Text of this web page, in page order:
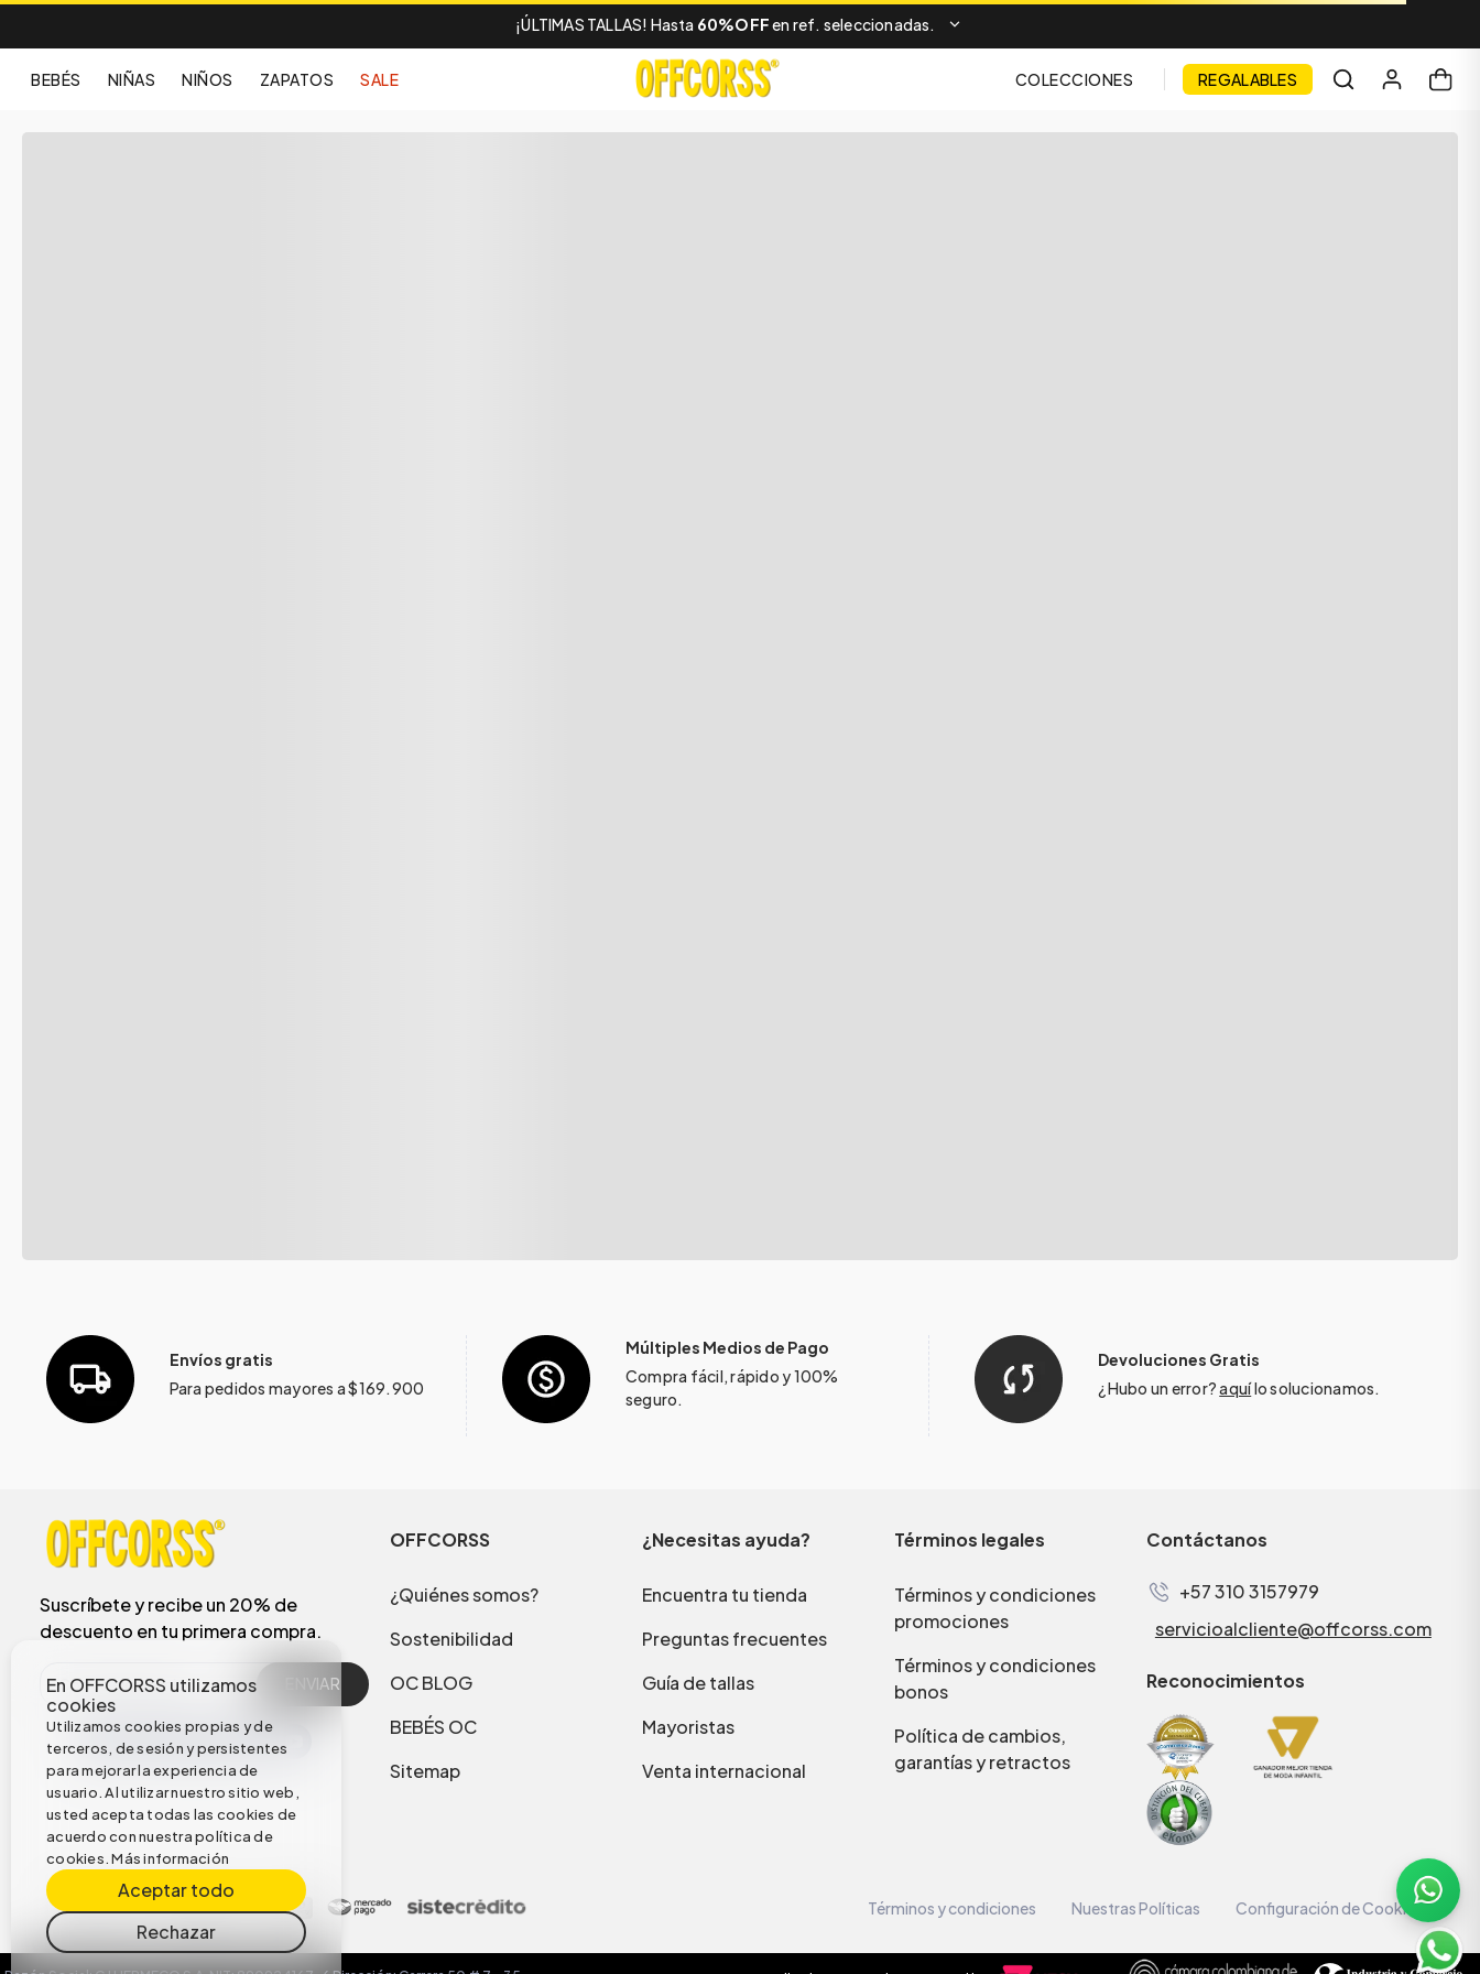
¡ÚLTIMAS TALLAS! Hasta 60%OFFen ref. seleccionadas.
BEBÉS NIÑAS NIÑOS ZAPATOS SALE COLECCIONES REGALABLES
En OFFCORSS utilizamos
cookies
Utilizamos cookies propias y de
terceros, de sesión y persistentes
para mejorar la experiencia de
usuario. Al utilizar nuestro sitio web,
usted acepta todas las cookies de
acuerdo con nuestra política de
cookies.Más información
Aceptar todo
Rechazar
Envíos gratis
Para pedidos mayores a $169.900
Múltiples Medios de Pago
Compra fácil, rápido y 100%
seguro.
Devoluciones Gratis
¿Hubo un error?aquílo solucionamos.
Suscríbete y recibe un 20% de
descuento en tu primera compra.
ENVIAR
OFFCORSS
¿Quiénes somos?
Sostenibilidad
OC BLOG
BEBÉS OC
Sitemap
¿Necesitas ayuda?
Encuentra tu tienda
Preguntas frecuentes
Guía de tallas
Mayoristas
Venta internacional
Términos legales
Términos y condiciones
promociones
Términos y condiciones
bonos
Política de cambios,
garantías y retractos
Contáctanos
+57 310 3157979
servicioalcliente@offcorss.com
Reconocimientos
Términos y condiciones Nuestras Políticas Configuración de Cookies